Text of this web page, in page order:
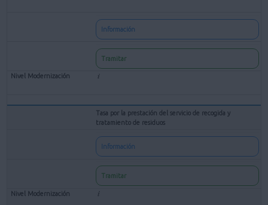
Información
Tramitar
Tasa por la prestación del servicio de recogida y
tratamiento de residuos
Información
Tramitar